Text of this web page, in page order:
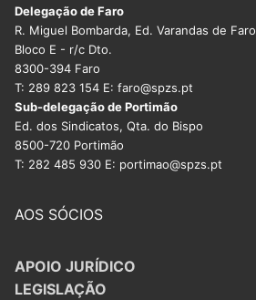
Delegação de Faro
R. Miguel Bombarda, Ed. Varandas de Faro
Bloco E - r/c Dto.
8300-394 Faro
T: 289 823 154 E: faro@spzs.pt
Sub-delegação de Portimão
Ed. dos Sindicatos, Qta. do Bispo
8500-720 Portimão
T: 282 485 930 E: portimao@spzs.pt
AOS SÓCIOS
APOIO JURÍDICO
LEGISLAÇÃO